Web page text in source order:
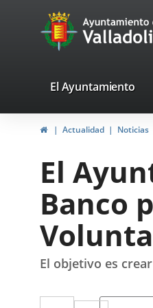
Portal
Web
Ayuntamiento
de
valladolid.es
El Ayuntamiento
InicioActualidad Noticias
El
Banco
El objetivo es